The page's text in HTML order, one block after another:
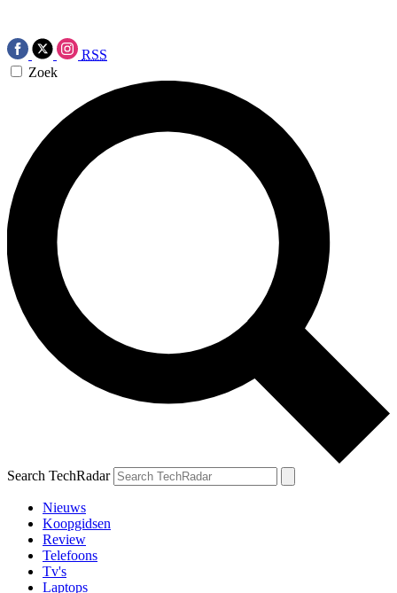
RSS
Zoek
Search TechRadar
Nieuws
Koopgidsen
Review
Telefoons
Tv's
Laptops